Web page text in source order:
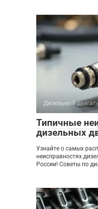
Дизельный
Типичные
дизельных
Узнайте о самых
неисправностях
России! Советы по